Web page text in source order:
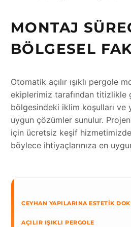
MONTAJ
BÖLGESEL
Otomatik açılır ışıklı pergole
ekiplerimiz tarafından titizlikle
bölgesindeki iklim koşulları ve
uygun çözümler sunulur.
için ücretsiz keşif
böylece ihtiyaçlarınıza en
CEYHAN YAPILARINA ESTETIK
AÇILIR IŞIKLI PERGOLE